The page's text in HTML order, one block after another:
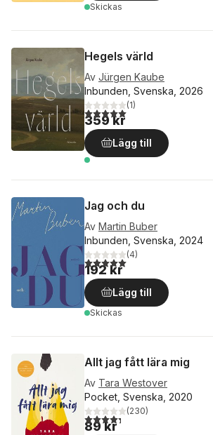
Skickas
Hegels värld
Av Jürgen Kaube
Inbunden, Svenska, 2026
5,0utav 5 stjärnor. Totalt
(1)
359 kr
Lägg till
Jag och du
Av Martin Buber
Inbunden, Svenska, 2024
5,0utav 5 stjärnor. Totalt
(4)
192 kr
Lägg till
Skickas
Allt jag fått lära mig
Av Tara Westover
Pocket, Svenska, 2020
4,3utav 5 stjärnor. Totalt
(230)
89 kr